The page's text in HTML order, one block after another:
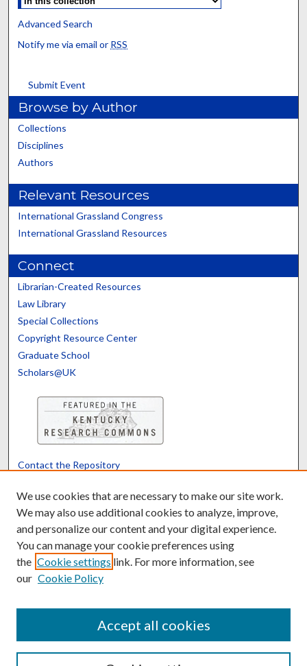
Advanced Search
Notify me via email or RSS
Submit Event
Browse by Author
Collections
Disciplines
Authors
Relevant Resources
International Grassland Congress
International Grassland Resources
Connect
Librarian-Created Resources
Law Library
Special Collections
Copyright Resource Center
Graduate School
Scholars@UK
Contact the Repository
Powered by Translate
We use cookies that are necessary to make our site work.
We may also use additional cookies to analyze, improve,
and personalize our content and your digital experience.
You can manage your cookie preferences using
the Cookie settings link. For more information, see
our Cookie Policy
Accept all cookies